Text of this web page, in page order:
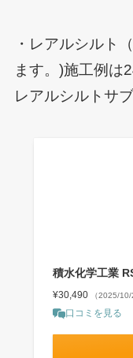
・レアルシルト
ます。)施工例は
レアルシルトサ
積水化学工業
¥30,490 （2025/
口コミを見る